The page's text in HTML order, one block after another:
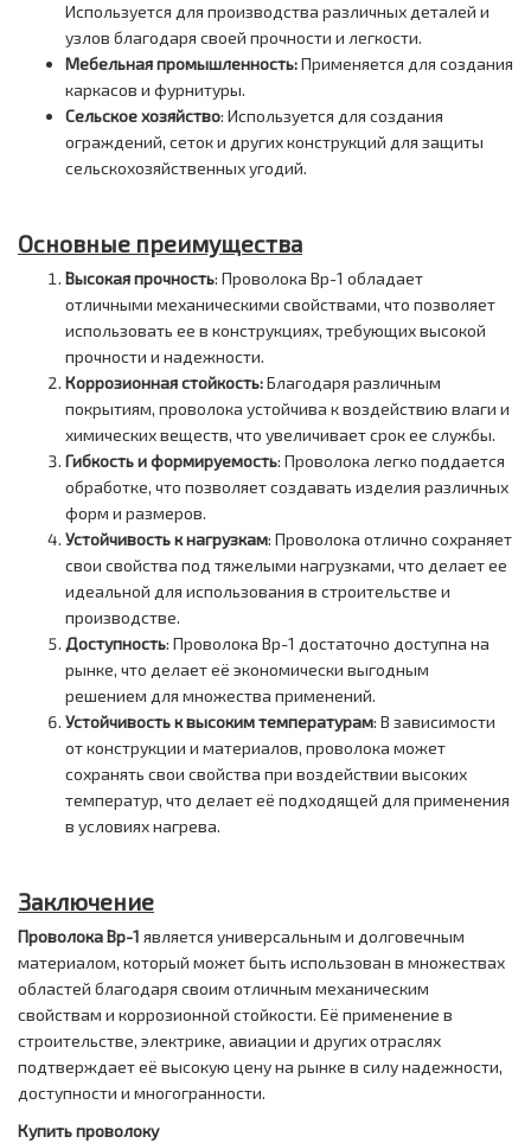
Используется для производства различных деталей и
узлов благодаря своей прочности и легкости.
Мебельная промышленность:Применяется для создания
каркасов и фурнитуры.
Сельское хозяйство: Используется для создания
ограждений, сеток и других конструкций для защиты
сельскохозяйственных угодий.
Основные преимущества
Высокая прочность: Проволока Вр-1 обладает
отличными механическими свойствами, что позволяет
использовать ее в конструкциях, требующих высокой
прочности и надежности.
Коррозионная стойкость:Благодаря различным
покрытиям, проволока устойчива к воздействию влаги и
химических веществ, что увеличивает срок ее службы.
Гибкость и формируемость: Проволока легко поддается
обработке, что позволяет создавать изделия различных
форм и размеров.
Устойчивость к нагрузкам: Проволока отлично сохраняет
свои свойства под тяжелыми нагрузками, что делает ее
идеальной для использования в строительстве и
производстве.
Доступность: Проволока Вр-1 достаточно доступна на
рынке, что делает её экономически выгодным
решением для множества применений.
Устойчивость к высоким температурам: В зависимости
от конструкции и материалов, проволока может
сохранять свои свойства при воздействии высоких
температур, что делает её подходящей для применения
в условиях нагрева.
Заключение
Проволока Вр-1 является универсальным и долговечным
материалом, который может быть использован в множествах
областей благодаря своим отличным механическим
свойствам и коррозионной стойкости. Её применение в
строительстве, электрике, авиации и других отраслях
подтверждает её высокую цену на рынке в силу надежности,
доступности и многогранности.
Купить проволоку